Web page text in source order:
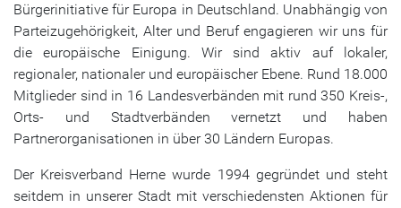
Bürgerinitiative für Europa in Deutschland. Unabhängig von
Parteizugehörigkeit, Alter und Beruf engagieren wir uns für
die europäische Einigung. Wir sind aktiv auf lokaler,
regionaler, nationaler und europäischer Ebene. Rund 18.000
Mitglieder sind in 16 Landesverbänden mit rund 350 Kreis-,
Orts- und Stadtverbänden vernetzt und haben
Partnerorganisationen in über 30 Ländern Europas.
Der Kreisverband Herne wurde 1994 gegründet und steht
seitdem in unserer Stadt mit verschiedensten Aktionen für